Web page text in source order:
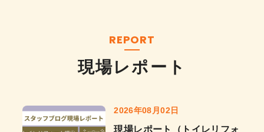
REPORT
現場レポート
2026年08月02日
現場レポート（トイレリフォ